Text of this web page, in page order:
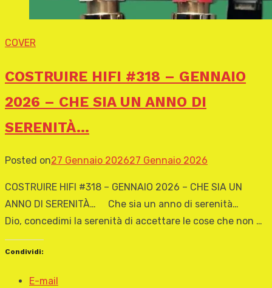
COVER
COSTRUIRE HIFI #318 – GENNAIO
2026 – CHE SIA UN ANNO DI
SERENITÀ…
Posted on27 Gennaio 202627 Gennaio 2026
COSTRUIRE HIFI #318 – GENNAIO 2026 – CHE SIA UN
ANNO DI SERENITÀ… Che sia un anno di serenità…
Dio, concedimi la serenità di accettare le cose che non …
Condividi:
E-mail